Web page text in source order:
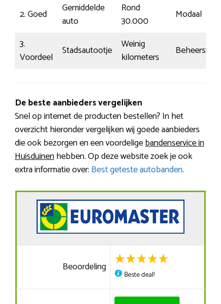
2. Goed
Gemiddelde
auto
Rond
30.000
Modaal
3.
Voordeel
Stadsautootje
Weinig
kilometers
Beheerst
De beste aanbieders vergelijken
Snel op internet de producten bestellen? In het
overzicht hieronder vergelijken wij goede aanbieders
die ook bezorgen en een voordeligebandenservice in
Huisduinenhebben. Op deze website zoek je ook
extra informatie over: Best geteste autobanden.
Beoordeling
Beste deal!